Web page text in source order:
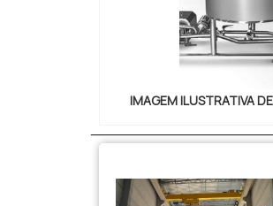
IMAGEM ILUSTRATIVA